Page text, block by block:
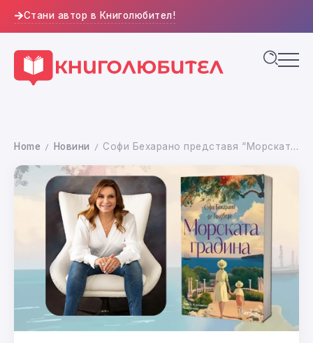
Стани автор в Книголюбител!
Home / Новини / Софи Бехарано представя “Морската градина” в България